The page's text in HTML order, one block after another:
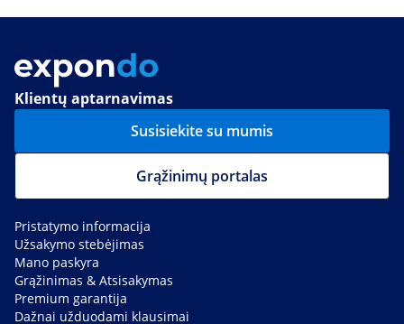
Klientų aptarnavimas
Susisiekite su mumis
Grąžinimų portalas
Pristatymo informacija
Užsakymo stebėjimas
Mano paskyra
Grąžinimas & Atsisakymas
Premium garantija
Dažnai užduodami klausimai